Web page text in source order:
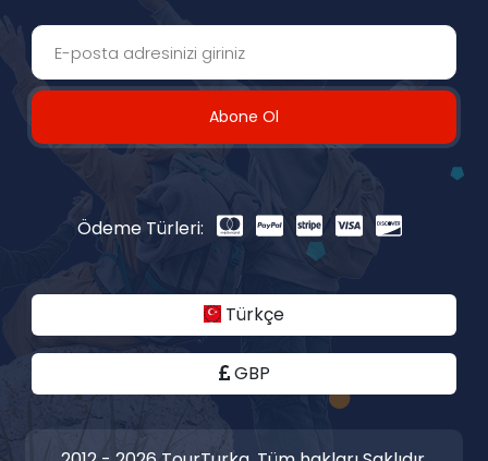
Abone Ol
Ödeme Türleri:
Türkçe
GBP